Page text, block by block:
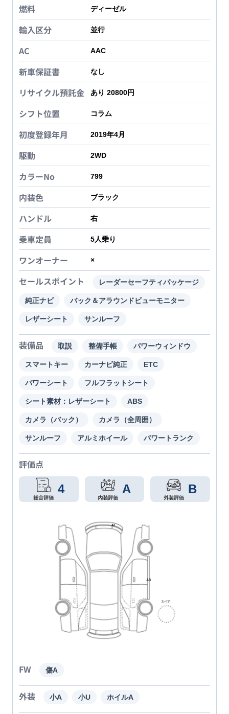
燃料 ディーゼル
輸入区分 並行
AC AAC
新車保証書 なし
リサイクル預託金 あり 20800円
シフト位置 コラム
初度登録年月 2019年4月
駆動 2WD
カラーNo 799
内装色 ブラック
ハンドル 右
乗車定員 5人乗り
ワンオーナー ×
セールスポイント レーダーセーフティパッケージ
純正ナビ バック＆アラウンドビューモニター
レザーシート サンルーフ
装備品 取説 整備手帳 パワーウィンドウ
スマートキー カーナビ純正 ETC
パワーシート フルフラットシート
シート素材：レザーシート ABS
カメラ（バック） カメラ（全周囲）
サンルーフ アルミホイール パワートランク
評価点
4 A B
FW 傷A
外装 小A 小U ホイルA